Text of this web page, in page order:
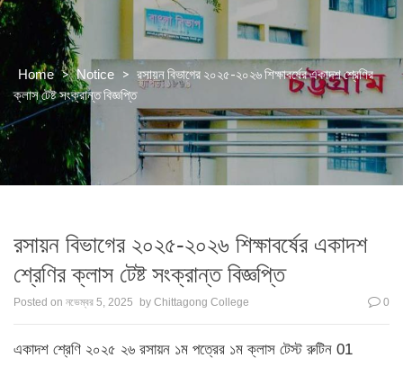
Home > Notice > রসায়ন বিভাগের ২০২৫-২০২৬ শিক্ষাবর্ষের একাদশ শ্রেণির
ক্লাস টেষ্ট সংক্রান্ত বিজ্ঞপ্তি
রসায়ন বিভাগের ২০২৫-২০২৬ শিক্ষাবর্ষের একাদশ
শ্রেণির ক্লাস টেষ্ট সংক্রান্ত বিজ্ঞপ্তি
Posted on নভেম্বর 5, 2025 by Chittagong College 0
একাদশ শ্রেণি ২০২৫ ২৬ রসায়ন ১ম পত্রের ১ম ক্লাস টেস্ট রুটিন 01